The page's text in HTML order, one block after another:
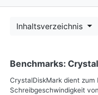
Inhaltsverzeichnis
Benchmarks:
CrystalDiskMark dient
Schreibgeschwindigkeit